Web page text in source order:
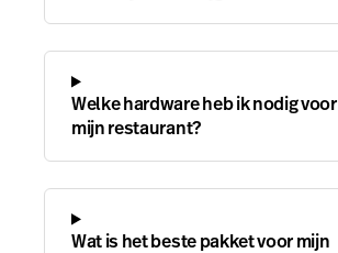
Welke hardware heb ik nodig voor
mijn restaurant?
Wat is het beste pakket voor mijn